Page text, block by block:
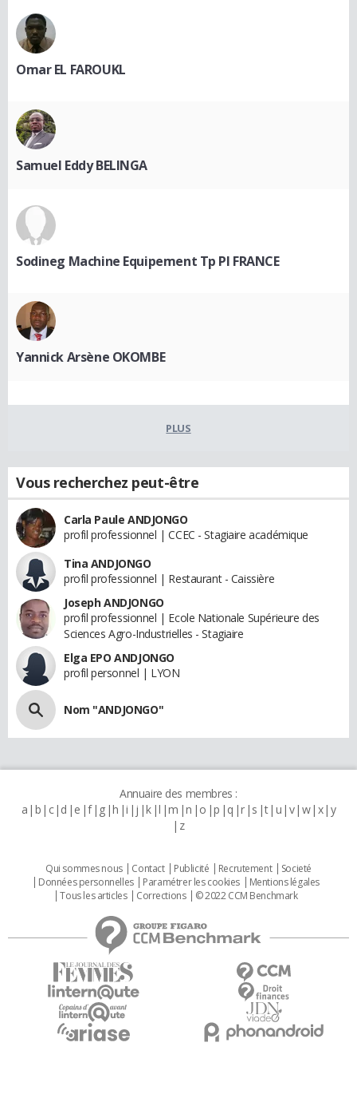
Omar EL FAROUKL
Samuel Eddy BELINGA
Sodineg Machine Equipement Tp Pl FRANCE
Yannick Arsène OKOMBE
PLUS
Vous recherchez peut-être
Carla Paule ANDJONGO
profil professionnel | CCEC - Stagiaire académique
Tina ANDJONGO
profil professionnel | Restaurant - Caissière
Joseph ANDJONGO
profil professionnel | Ecole Nationale Supérieure des
Sciences Agro-Industrielles - Stagiaire
Elga EPO ANDJONGO
profil personnel | LYON
Nom "ANDJONGO"
Annuaire des membres :
a b c d e f g h i j k l m n o p q r s t u v w x y
z
Qui sommes nous Contact Publicité Recrutement
Societé
Données personnelles
Paramétrer les cookies
Mentions légales
Tous les articles
Corrections © 2022 CCM Benchmark